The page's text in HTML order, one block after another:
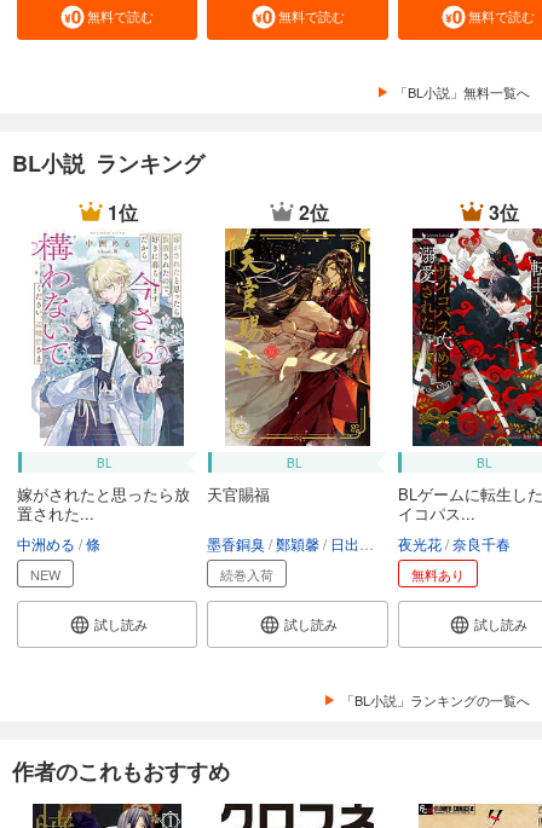
無料で読む 無料で読む 無料で読む
「BL小説」無料一覧へ
BL小説 ランキング
1位
BL
嫁がされたと思ったら放
置された...
中洲める 條
NEW
試し読み
2位
BL
天官賜福
墨香銅臭 鄭穎馨 日出的小太陽
続巻入荷
試し読み
3位
BL
BLゲームに転生し
イコパス...
夜光花 奈良千春
無料あり
試し読み
「BL小説」ランキングの一覧へ
作者のこれもおすすめ